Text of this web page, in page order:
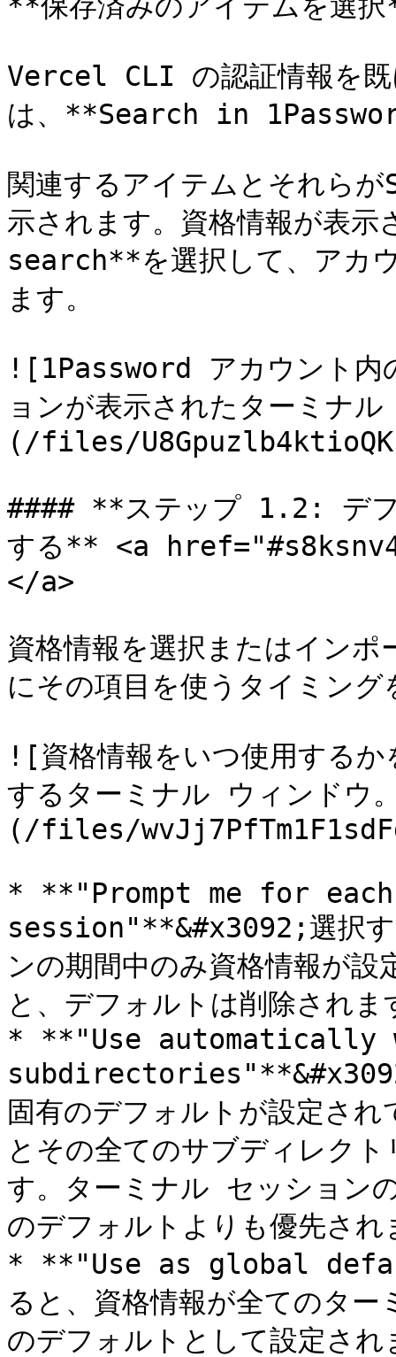
Vercel CLI の認証情報を既
は、**Search in
関連するアイテムとそれら
示されます。資格情報が表
search**を選択して、アカ
ます。
![1Password アカウント内
ョンが表示されたターミナ
(/files/
#### **ステップ 1.2: デフ
する** <a
</a>
資格情報を選択またはイン
にその項目を使うタイミン
![資格情報をいつ使用するか
するターミナル ウィンドウ
(/files/
* **"Prompt me for
session"**&#x3092;選択す
ンの期間中のみ資格情報が
と、デフォルトは削除されま
* **"Use
固有のデフォルトが設定さ
とその全てのサブディレク
す。ターミナル セッション
のデフォルトよりも優先され
* **"Use as global
ると、資格情報が全てのタ
のデフォルトとして設定さ